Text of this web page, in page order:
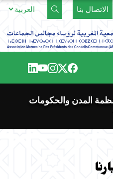
الاتصال بنا
المدن والحكومات